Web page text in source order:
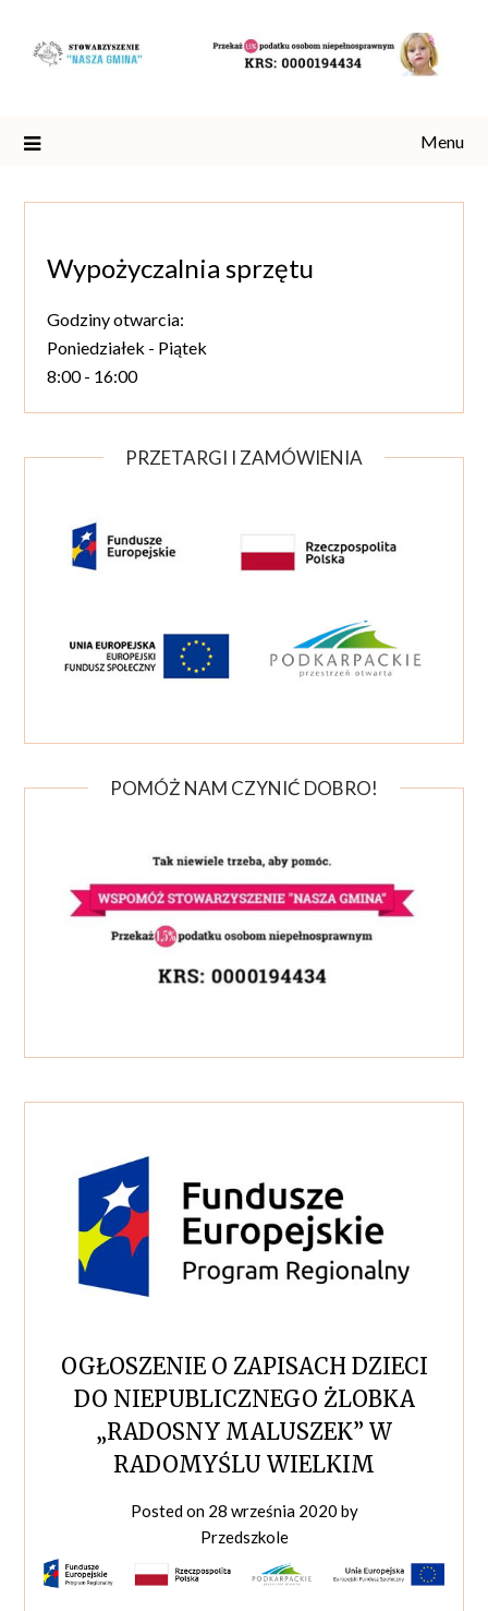
content
Menu
Wypożyczalnia sprzętu
Godziny otwarcia:
Poniedziałek - Piątek
8:00 - 16:00
PRZETARGI I ZAMÓWIENIA
POMÓŻ NAM CZYNIĆ DOBRO!
OGŁOSZENIE O ZAPISACH DZIECI
DO NIEPUBLICZNEGO ŻLOBKA
„RADOSNY MALUSZEK” W
RADOMYŚLU WIELKIM
Posted on 28 września 2020 by
Przedszkole